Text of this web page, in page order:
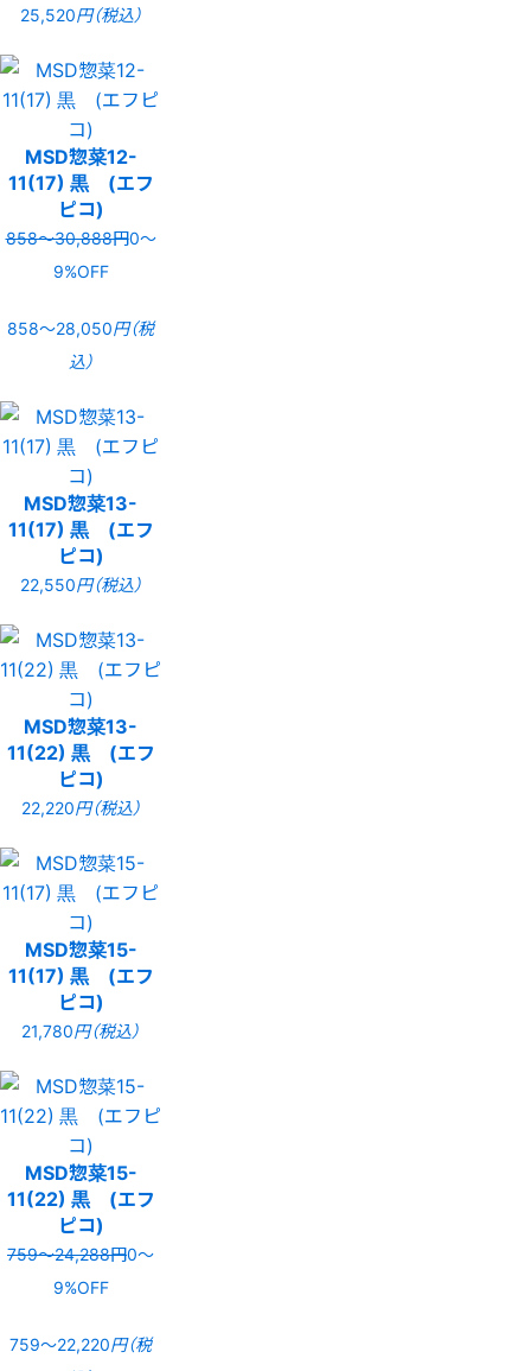
25,520円（税込）
MSD惣菜12-
11(17) 黒 (エフ
ピコ)
858〜30,888円0〜
9%OFF
858〜28,050円（税
込）
MSD惣菜13-
11(17) 黒 (エフ
ピコ)
22,550円（税込）
MSD惣菜13-
11(22) 黒 (エフ
ピコ)
22,220円（税込）
MSD惣菜15-
11(17) 黒 (エフ
ピコ)
21,780円（税込）
MSD惣菜15-
11(22) 黒 (エフ
ピコ)
759〜24,288円0〜
9%OFF
759〜22,220円（税